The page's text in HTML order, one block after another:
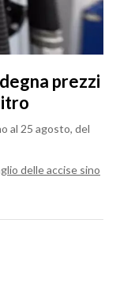
prezzi
al 25 agosto, del
delle accise sino